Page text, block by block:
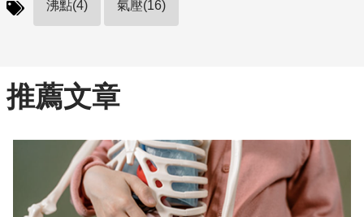
沸點(4) 氣壓(16)
推薦文章